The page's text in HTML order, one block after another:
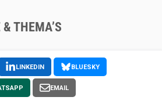
LINKEDIN BLUESKY
EMAIL
THEMA’S
voor jouw vriendenboek.